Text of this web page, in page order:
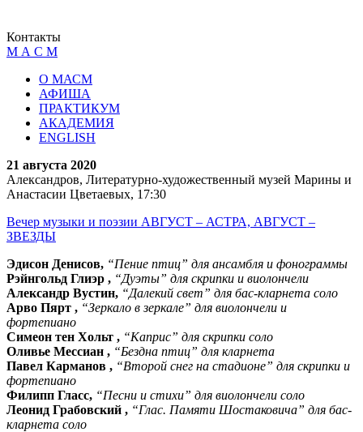
Контакты
М А С М
О МАСМ
АФИША
ПРАКТИКУМ
АКАДЕМИЯ
ENGLISH
21 августа 2020
Александров, Литературно-художественный музей Марины и
Анастасии Цветаевых, 17:30
Вечер музыки и поэзии АВГУСТ – АСТРА, АВГУСТ –
ЗВЕЗДЫ
Эдисон Денисов, “Пение птиц” для ансамбля и фонограммы
Рэйнгольд Глиэр , “Дуэты” для скрипки и виолончели
Александр Вустин, “Далекий свет” для бас-кларнета соло
Арво Пярт , “Зеркало в зеркале” для виолончели и
фортепиано
Симеон тен Хольт , “Каприс” для скрипки соло
Оливье Мессиан , “Бездна птиц” для кларнета
Павел Карманов , “Второй снег на стадионе” для скрипки и
фортепиано
Филипп Гласс, “Песни и стихи” для виолончели соло
Леонид Грабовский , “Глас. Памяти Шостаковича” для бас-
кларнета соло